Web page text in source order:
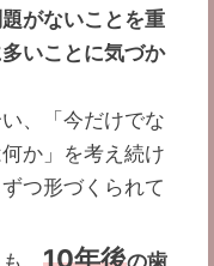
がないことを重
いことに気づか
、「今だけでな
か」を考え続け
つ形づくられて
10年後